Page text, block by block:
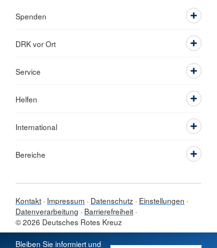
Bleiben Sie informiert und
Spenden
DRK vor Ort
Service
Helfen
International
Bereiche
Kontakt Impressum Datenschutz
Einstellungen
Datenverarbeitung
Barrierefreiheit
© 2026 Deutsches Rotes Kreuz
Sprache wechseln zu